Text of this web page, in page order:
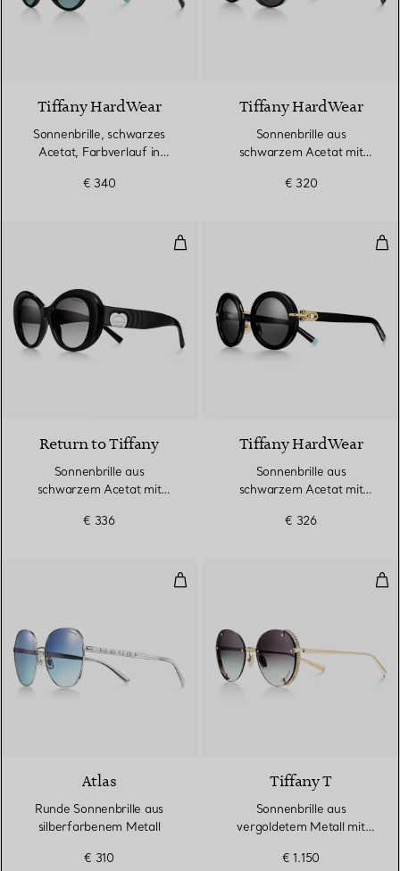
Tiffany HardWear
Sonnenbrille, schwarzes
Acetat, Farbverlauf in
€ 340
Tiffany HardWear
Sonnenbrille aus
schwarzem Acetat mit
€ 320
Sonnenbrille aus schwarzem
Return to Tiffany
Sonnenbrille aus
schwarzem Acetat mit
€ 336
Tiffany HardWear
Sonnenbrille aus
schwarzem Acetat mit
€ 326
Runde Sonnenbrille aus
Atlas
Runde Sonnenbrille aus
silberfarbenem Metall
€ 310
Tiffany T
Sonnenbrille aus
vergoldetem Metall mit
Farbverlauf
€ 1.150